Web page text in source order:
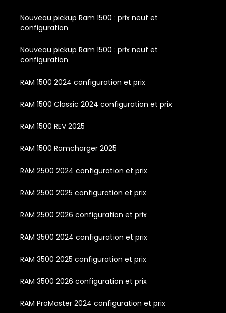
Nouveau pickup Ram 1500 : prix neuf et
configuration
Nouveau pickup Ram 1500 : prix neuf et
configuration
RAM 1500 2024 configuration et prix
RAM 1500 Classic 2024 configuration et prix
RAM 1500 REV 2025
RAM 1500 Ramcharger 2025
RAM 2500 2024 configuration et prix
RAM 2500 2025 configuration et prix
RAM 2500 2026 configuration et prix
RAM 3500 2024 configuration et prix
RAM 3500 2025 configuration et prix
RAM 3500 2026 configuration et prix
RAM ProMaster 2024 configuration et prix